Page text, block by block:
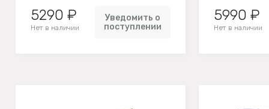
5290 ₽
Нет в наличии
Уведомить о
поступлении
5990 ₽
Нет в наличии